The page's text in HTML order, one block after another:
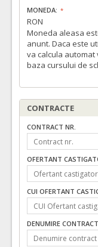
MONEDA:
RON
Moneda aleasa
anunt. Daca este
va calcula
baza cursului de
CONTRACTE
CONTRACT NR.
OFERTANT
CUI OFERTANT
DENUMIRE CONTRACT